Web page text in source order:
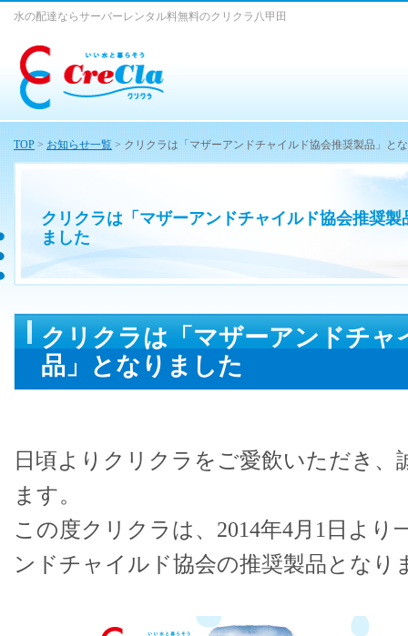
クリクラは「マザーアンドチャイルド協会推奨製
ました
水の配達ならサーバーレンタル料無料のクリクラ八甲田
クリクラは「マザーアンドチャ
品」となりました
日頃よりクリクラをご愛飲いただき
ます。
この度クリクラは、2014年4月1日より
ンドチャイルド協会の推奨製品となり
TOP > お知らせ一覧 > クリクラは「マザーアンドチャイルド協会推奨製品」と